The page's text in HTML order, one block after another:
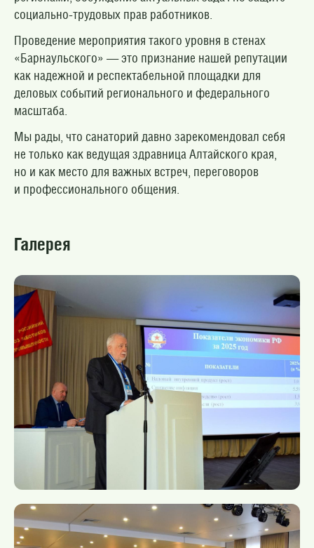
социально-трудовых прав работников.
Проведение мероприятия такого уровня в стенах
«Барнаульского» — это признание нашей репутации
как надежной и респектабельной площадки для
деловых событий регионального и федерального
масштаба.
Мы рады, что санаторий давно зарекомендовал себя
не только как ведущая здравница Алтайского края,
но и как место для важных встреч, переговоров
и профессионального общения.
Галерея